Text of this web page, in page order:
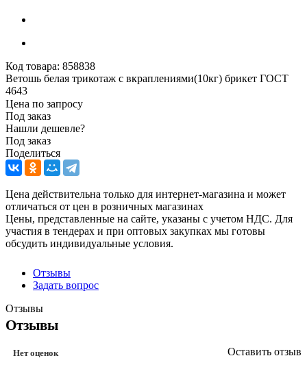
Код товара: 858838
Ветошь белая трикотаж с вкраплениями(10кг) брикет ГОСТ
4643
Цена по запросу
Под заказ
Нашли дешевле?
Под заказ
Поделиться
Цена действительна только для интернет-магазина и может
отличаться от цен в розничных магазинах
Цены, представленные на сайте, указаны с учетом НДС. Для
участия в тендерах и при оптовых закупках мы готовы
обсудить индивидуальные условия.
Отзывы
Задать вопрос
Отзывы
Отзывы
Нет оценок Оставить отзыв